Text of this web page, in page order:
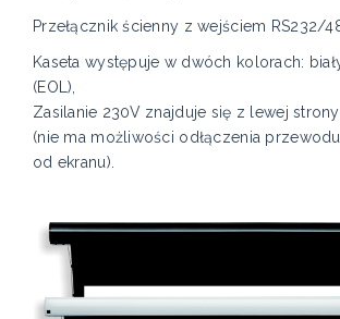
Przełącznik ścienny z wejściem RS232/
Kaseta występuje w dwóch kolorach:
(EOL),
Zasilanie 230V znajduje się z lewej
(nie ma możliwości odłączenia
od ekranu).